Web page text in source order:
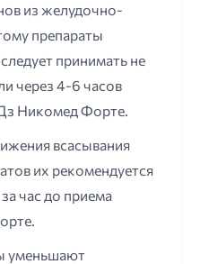
из желудочно-
препараты
принимать не
через 4-6 часов
Никомед Форте.
всасывания
их рекомендуется
час до приема
уменьшают